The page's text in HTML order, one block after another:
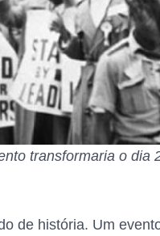
transformaria o
de história. Um